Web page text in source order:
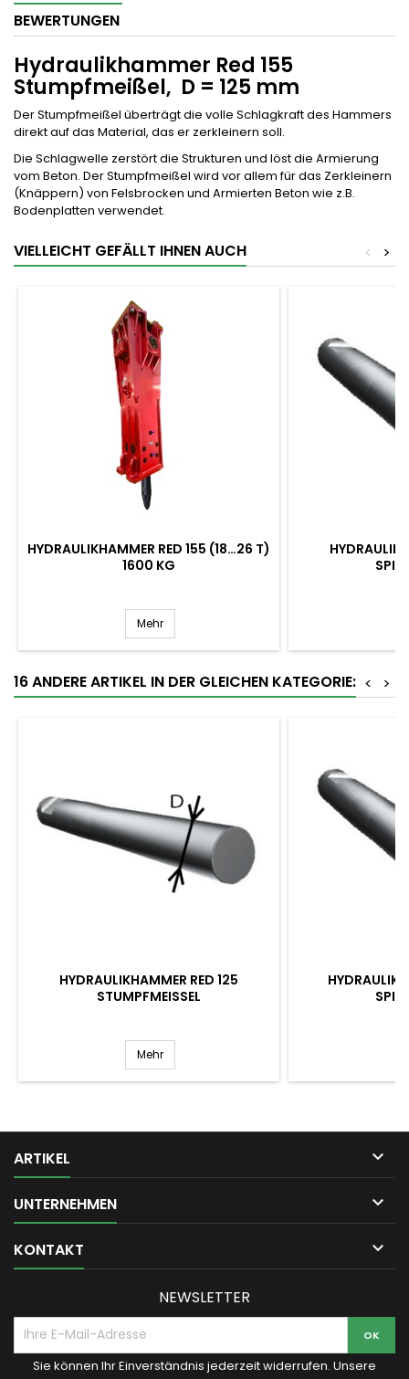
BEWERTUNGEN
Hydraulikhammer Red 155
Stumpfmeißel, D = 125 mm
Der Stumpfmeißel überträgt die volle Schlagkraft des Hammers
direkt auf das Material, das er zerkleinern soll.
Die Schlagwelle zerstört die Strukturen und löst die Armierung
vom Beton. Der Stumpfmeißel wird vor allem für das Zerkleinern
(Knäppern) von Felsbrocken und Armierten Beton wie z.B.
Bodenplatten verwendet.
VIELLEICHT GEFÄLLT IHNEN AUCH >
<
HYDRAULIKHAMMER RED 155 (18…26 T)
1600 KG
Mehr
16 ANDERE ARTIKEL IN DER GLEICHEN KATEGORIE: >
<
HYDRAULIKHAMMER RED 125
STUMPFMEISSEL
Mehr
ARTIKEL 
UNTERNEHMEN 
KONTAKT 
NEWSLETTER
Sie können Ihr Einverständnis jederzeit widerrufen. Unsere